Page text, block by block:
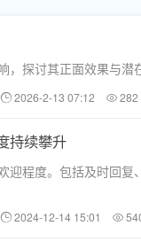
探讨其正面效果与
2026-2-13 07:12 282
持续攀升
迎程度。包括及时回
2024-12-14 15:01